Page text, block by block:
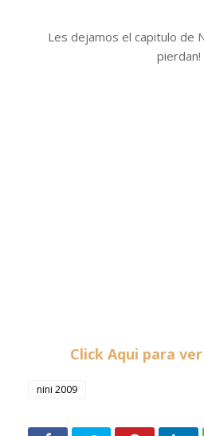
Les dejamos el capitulo de
pierdan!
Click Aqui para
nini 2009